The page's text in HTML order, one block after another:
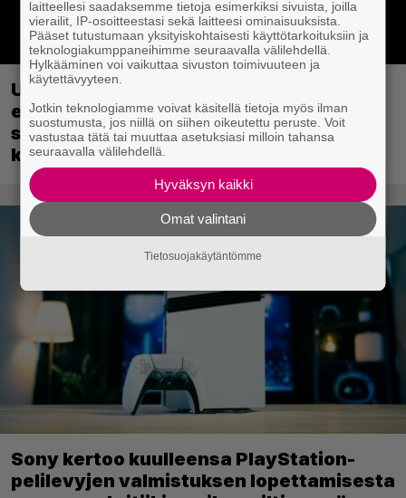
Uutta PS5-pulmahyppelyä kuvaillaan
ensimmäiseksi peliksi, joka on
suunniteltu täysin DualSense-ohjaimen
kosketuslevyn ympärille
Sony kertoo kuulleensa PlayStation-
pelilevyjen valmistuksen lopettamisesta
laitteellesi saadaksemme tietoja esimerkiksi sivuista, joilla
vierailit, IP-osoitteestasi sekä laitteesi ominaisuuksista.
Pääset tutustumaan yksityiskohtaisesti käyttötarkoituksiin ja
teknologiakumppaneihimme seuraavalla välilehdellä.
Hylkääminen voi vaikuttaa sivuston toimivuuteen ja
käytettävyyteen.
Jotkin teknologiamme voivat käsitellä tietoja myös ilman
suostumusta, jos niillä on siihen oikeutettu peruste. Voit
vastustaa tätä tai muuttaa asetuksiasi milloin tahansa
seuraavalla välilehdellä.
Hyväksyn kaikki
Omat valintani
Tietosuojakäytäntömme